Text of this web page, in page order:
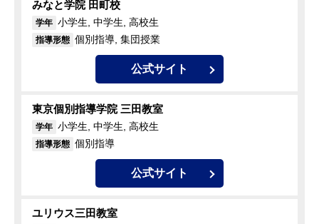
みなと学院 田町校
学年 小学生, 中学生, 高校生
指導形態 個別指導, 集団授業
公式サイト
東京個別指導学院 三田教室
学年 小学生, 中学生, 高校生
指導形態 個別指導
公式サイト
ユリウス三田教室